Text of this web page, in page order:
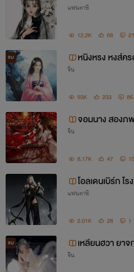
แฟนตาซี
12.2K 68 21
จบ หนิงหรง หงส์ค
จีน
93K 233 86
จอมนาง สองภ
จีน
8.17K 47 10
โอลเดนเบิร์ก โ
แฟนตาซี
2.01K 28 1
จบ เหลียนฮวา ยา
จีน